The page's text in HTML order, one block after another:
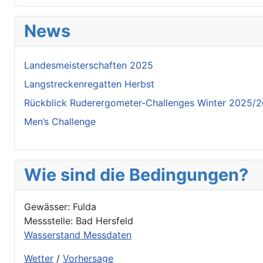
News
Landesmeisterschaften 2025
Langstreckenregatten Herbst
Rückblick Ruderergometer-Challenges Winter 2025/
Men’s Challenge
Wie sind die Bedingungen?
Gewässer: Fulda
Messstelle: Bad Hersfeld
Wasserstand Messdaten
Wetter / Vorhersage